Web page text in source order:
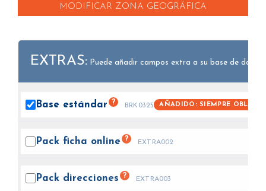
MODIFICAR ZONA GEOGRÁFICA
EXTRAS: Puede añadir campos extra a su base de datos.
Base estándar ? BRK0325 AÑADIDO: SIEMPRE
Pack ficha online ? EXTRA002
Pack direcciones ? EXTRA003